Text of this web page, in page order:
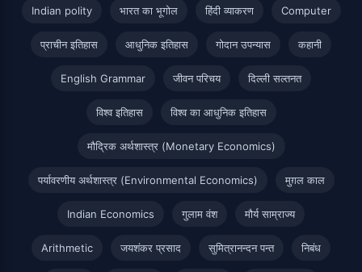
Indian polity भारत का भूगोल हिंदी व्याकरण Computer
प्राचीन इतिहास आधुनिक इतिहास गोदान उपन्यास कहानी
English Grammar जीवन परिचय दिल्ली सल्तनत
विश्व इतिहास विश्व का आधुनिक इतिहास
मौद्रिक अर्थशास्त्र (Monetary Economics)
पर्यावरणीय अर्थशास्त्र (Environmental Economics) मुग़ल काल
Indian Economics गुलाम वंश मौर्य साम्राज्य
Arithmetic जयशंकर प्रसाद सुमित्रानन्दन पन्त निबंध